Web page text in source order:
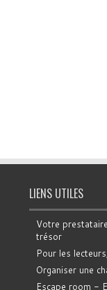
LIENS UTILES
Votre
trésor
Pour les
Organiser une
Escape room -